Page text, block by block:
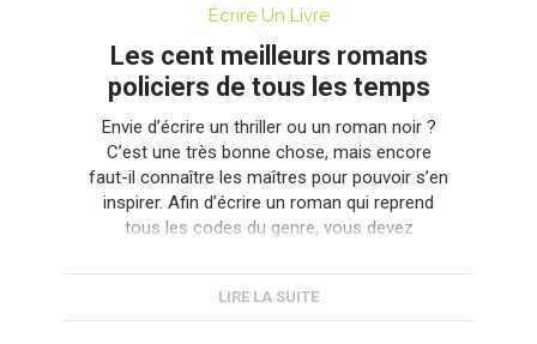
Écrire Un Livre
Les cent meilleurs romans
policiers de tous les temps
Envie d’écrire un thriller ou un roman noir ?
C’est une très bonne chose, mais encore
faut-il connaître les maîtres pour pouvoir s’en
inspirer. Afin d’écrire un roman qui reprend
tous les codes du genre, vous devez
la célèbre association Mystery […]
LIRE LA SUITE